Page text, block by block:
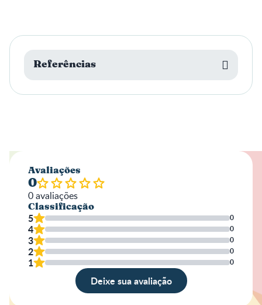
Referências
Avaliações
0
0avaliações
Classificação
5 0
4 0
3 0
2 0
1 0
Deixe sua avaliação